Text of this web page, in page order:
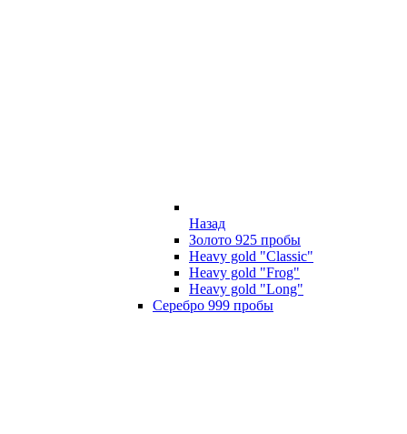
Назад
Золото 925 пробы
Heavy gold "Classic"
Heavy gold "Frog"
Heavy gold "Long"
Серебро 999 пробы